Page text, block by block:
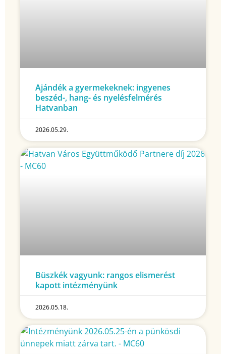
Ajándék a gyermekeknek: ingyenes
beszéd-, hang- és nyelésfelmérés
Hatvanban
2026.05.29.
Büszkék vagyunk: rangos elismerést
kapott intézményünk
2026.05.18.